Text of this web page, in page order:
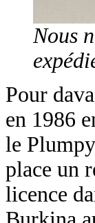
Nous
Pour
en 1986
le
place un
licence